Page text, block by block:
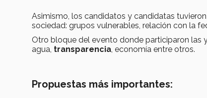
Asimismo, los candidatos y candidatas
sociedad: grupos vulnerables, relación con la
Otro bloque del evento donde participaron las
agua, transparencia, economía entre otros.
Propuestas más importantes: